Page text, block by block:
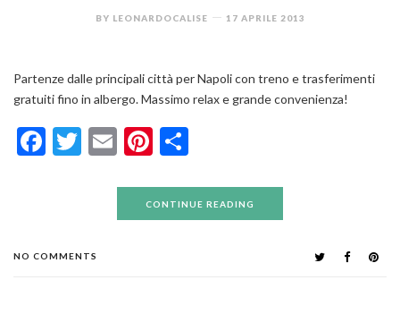
BY LEONARDOCALISE 17 APRILE 2013
Partenze dalle principali città per Napoli con treno e trasferimenti
gratuiti fino in albergo. Massimo relax e grande convenienza!
Facebook
Twitter
EmailPinterest
CONTINUE READING
NO COMMENTS